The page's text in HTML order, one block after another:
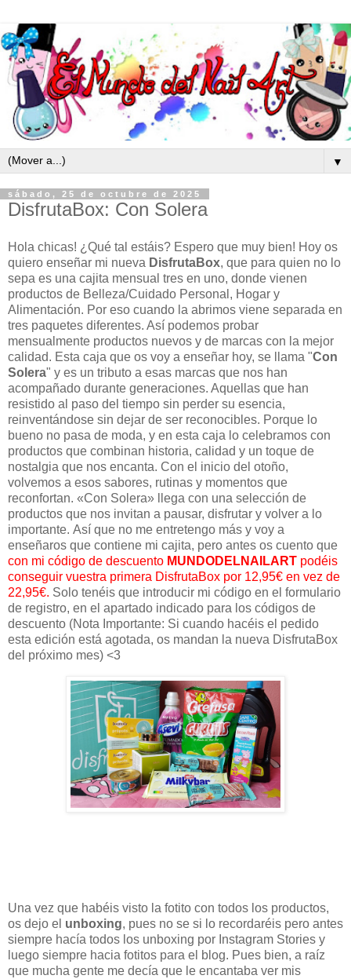
▼
sábado, 25 de octubre de 2025
DisfrutaBox: Con Solera
Hola chicas! ¿Qué tal estáis? Espero que muy bien! Hoy os
quiero enseñar mi nueva DisfrutaBox, que para quien no lo
sepa es una cajita mensual tres en uno, donde vienen
productos de Belleza/Cuidado Personal, Hogar y
Alimentación. Por eso cuando la abrimos viene separada en
tres paquetes diferentes. Así podemos probar
mensualmente productos nuevos y de marcas con la mejor
calidad. Esta caja que os voy a enseñar hoy, se llama "Con
Solera" y es un tributo a esas marcas que nos han
acompañado durante generaciones. Aquellas que han
resistido al paso del tiempo sin perder su esencia,
reinventándose sin dejar de ser reconocibles. Porque lo
bueno no pasa de moda, y en esta caja lo celebramos con
productos que combinan historia, calidad y un toque de
nostalgia que nos encanta. Con el inicio del otoño,
volvemos a esos sabores, rutinas y momentos que
reconfortan. «Con Solera» llega con una selección de
productos que nos invitan a pausar, disfrutar y volver a lo
importante. Así que no me entretengo más y voy a
enseñaros que contiene mi cajita, pero antes os cuento que
con mi código de descuento MUNDODELNAILART podéis
conseguir vuestra primera DisfrutaBox por 12,95€ en vez de
22,95€. Solo tenéis que introducir mi código en el formulario
de registro, en el apartado indicado para los códigos de
descuento (Nota Importante: Si cuando hacéis el pedido
esta edición está agotada, os mandan la nueva DisfrutaBox
del próximo mes) <3
Una vez que habéis visto la fotito con todos los productos,
os dejo el unboxing, pues no se si lo recordaréis pero antes
siempre hacía todos los unboxing por Instagram Stories y
luego siempre hacia fotitos para el blog. Pues bien, a raíz
que mucha gente me decía que le encantaba ver mis